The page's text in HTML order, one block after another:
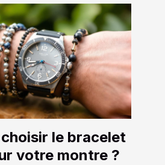
le bracelet
votre montre ?